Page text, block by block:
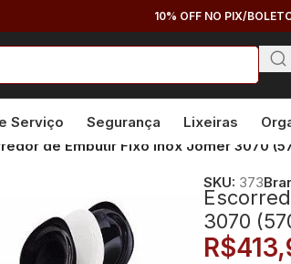
10% OFF NO PIX/
Serviço Segurança Lixeiras
de Embutir Fixo Inox Jomer 3070
SKU: 373
3070
R$